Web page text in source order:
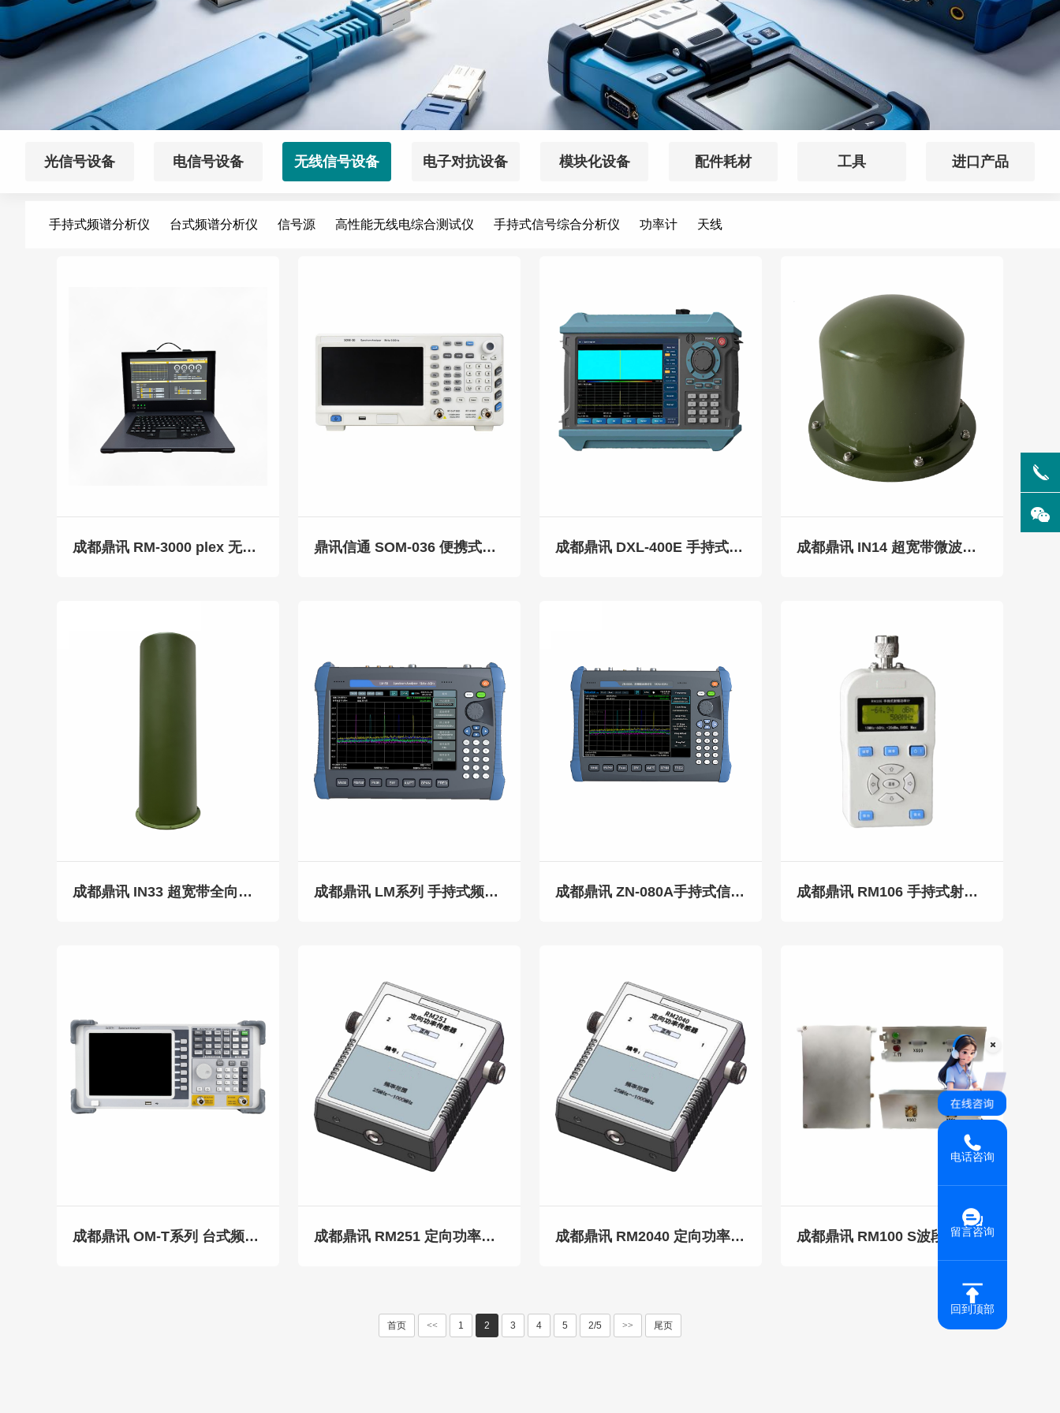
光信号设备 电信号设备 无线信号设备
手持式频谱分析仪 台式频谱分析仪 信号源 高性能无线电综合测试仪 手持式信号综合分析仪 功率计 天线
电子对抗设备 模块化设备 配件耗材 工具 进口产品
成都鼎讯 RM-3000 plex 无线电综合测试仪 鼎讯信通 SOM-036 便携式频谱分析仪 成都鼎讯 DXL-400E 手持式频谱分析仪 9KHz-4.5GHz 多功能无线信号侦测定位分析仪 成都鼎讯 IN14 超宽带微波全向监测天线
成都鼎讯 IN33 超宽带全向监测天线 成都鼎讯 LM系列 手持式频谱分析仪 成都鼎讯 ZN-080A手持式信号综合分析仪 频谱天馈一体机 射频综合测试仪 成都鼎讯 RM106 手持式射频功率计
成都鼎讯 OM-T系列 台式频谱分析仪 成都鼎讯 RM251 定向功率传感器 射频功率计配套传感器 成都鼎讯 RM2040 定向功率传感器 射频功率计配套传感器 成都鼎讯 RM100 S波段在线功率计（模块）
首页 << 1 2 3 4 5 2/5 >> 尾页
电话咨询
留言咨询
回到顶部